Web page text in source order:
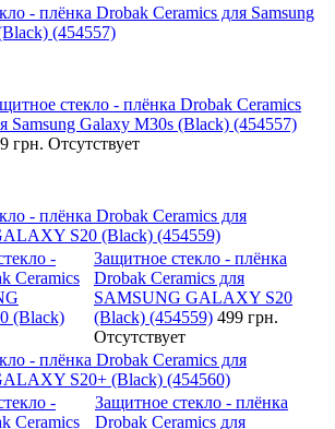
- плёнка Drobak Ceramics для Samsung
(454557)
стекло - плёнка Drobak Ceramics
Samsung Galaxy M30s (Black) (454557)
грн. Отсутствует
- плёнка Drobak Ceramics для
S20 (Black) (454559)
Защитное стекло - плёнка
Drobak Ceramics для
SAMSUNG GALAXY S20
(Black) (454559) 499 грн.
Отсутствует
- плёнка Drobak Ceramics для
S20+ (Black) (454560)
Защитное стекло - плёнка
Drobak Ceramics для